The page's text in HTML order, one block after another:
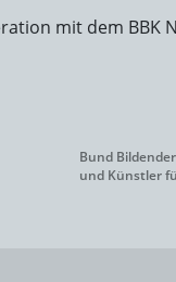
mit dem BBK
Bund
und Künstler